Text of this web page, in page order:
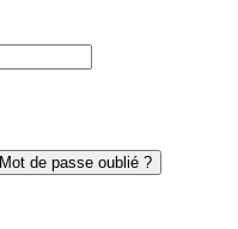
Mot de passe oublié ?